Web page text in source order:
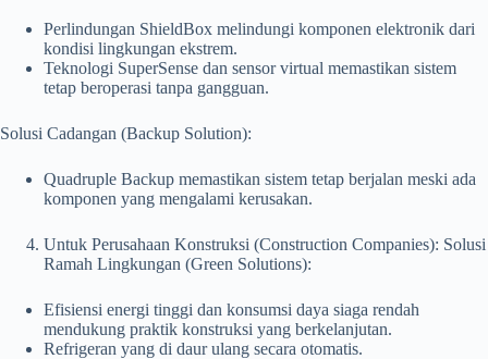
Perlindungan ShieldBox melindungi komponen elektronik dari
kondisi lingkungan ekstrem.
Teknologi SuperSense dan sensor virtual memastikan sistem
tetap beroperasi tanpa gangguan.
Solusi Cadangan (Backup Solution):
Quadruple Backup memastikan sistem tetap berjalan meski ada
komponen yang mengalami kerusakan.
Untuk Perusahaan Konstruksi (Construction Companies): Solusi
Ramah Lingkungan (Green Solutions):
Efisiensi energi tinggi dan konsumsi daya siaga rendah
mendukung praktik konstruksi yang berkelanjutan.
Refrigeran yang di daur ulang secara otomatis.